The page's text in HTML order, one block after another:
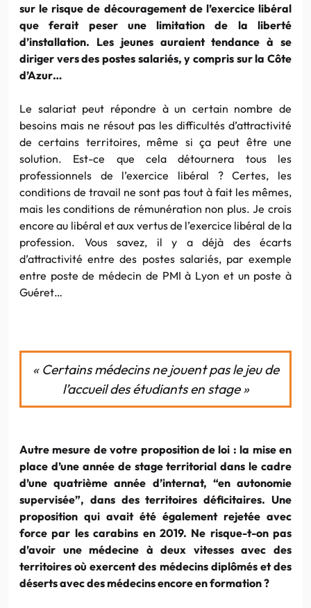
sur le risque de découragement de l’exercice libéral
que ferait peser une limitation de la liberté
d’installation. Les jeunes auraient tendance à se
diriger vers des postes salariés, y compris sur la Côte
d’Azur…
Le salariat peut répondre à un certain nombre de
besoins mais ne résout pas les difficultés d’attractivité
de certains territoires, même si ça peut être une
solution. Est-ce que cela détournera tous les
professionnels de l’exercice libéral ? Certes, les
conditions de travail ne sont pas tout à fait les mêmes,
mais les conditions de rémunération non plus. Je crois
encore au libéral et aux vertus de l’exercice libéral de la
profession. Vous savez, il y a déjà des écarts
d’attractivité entre des postes salariés, par exemple
entre poste de médecin de PMI à Lyon et un poste à
Guéret…
« Certains médecins ne jouent pas le jeu de
l’accueil des étudiants en stage »
Autre mesure de votre proposition de loi : la mise en
place d’une année de stage territorial dans le cadre
d’une quatrième année d’internat, “en autonomie
supervisée”, dans des territoires déficitaires. Une
proposition qui avait été également rejetée avec
force par les carabins en 2019. Ne risque-t-on pas
d’avoir une médecine à deux vitesses avec des
territoires où exercent des médecins diplômés et des
déserts avec des médecins encore en formation ?